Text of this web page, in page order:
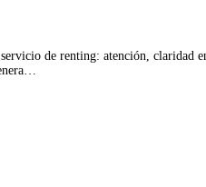
de renting: atención,